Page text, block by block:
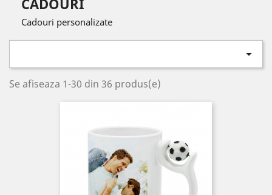
CADOURI
Cadouri personalizate

Se afiseaza 1-30 din 36 produs(e)